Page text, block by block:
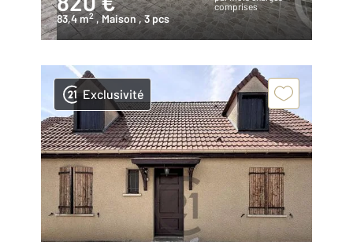
comprises
83,4 m2 , Maison, 3 pcs
Exclusivité